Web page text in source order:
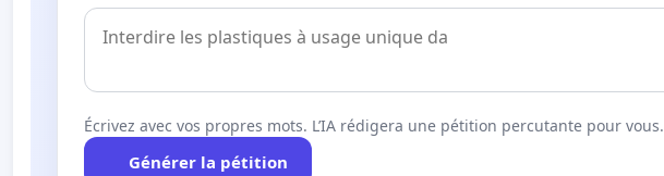
Écrivez avec vos propres mots. L’IA rédigera une pétition percutante pour vous.
Générer la pétition